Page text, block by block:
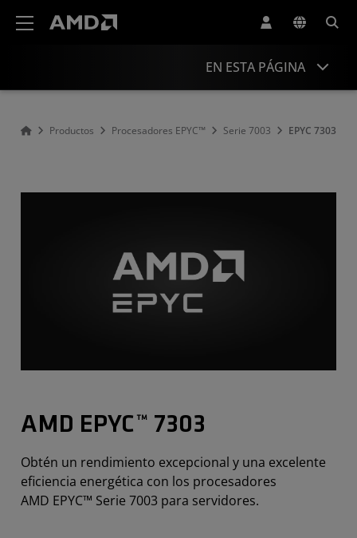
EN ESTA PÁGINA
Productos Procesadores EPYC™ Serie 7003 EPYC 7303
AMD EPYC™ 7303
Obtén un rendimiento excepcional y una excelente
eficiencia energética con los procesadores
AMD EPYC™ Serie 7003 para servidores.